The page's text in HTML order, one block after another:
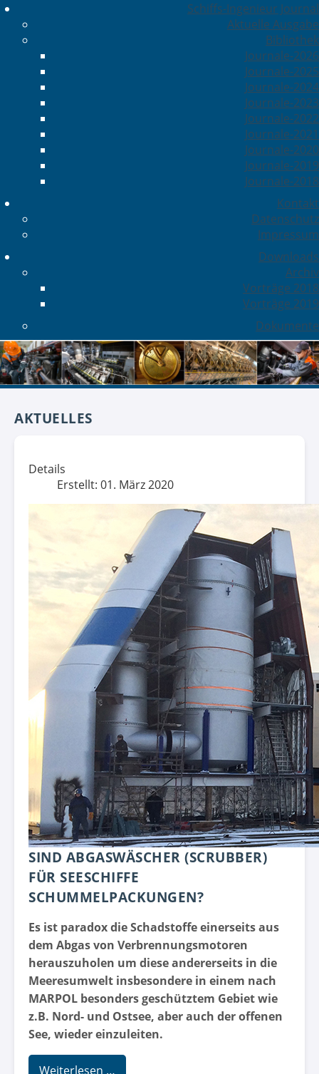
Schiffs-Ingenieur Journal
Aktuelle Ausgabe
Bibliothek
Journale-2026
Journale-2025
Journale-2024
Journale-2023
Journale-2022
Journale-2021
Journale-2020
Journale-2019
Journale-2018
Kontakt
Datenschutz
Impressum
Downloads
Archiv
Vorträge 2018
Vorträge 2019
Dokumente
AKTUELLES
Details
Erstellt: 01. März 2020
SIND ABGASWÄSCHER (SCRUBBER)
FÜR SEESCHIFFE
SCHUMMELPACKUNGEN?
Es ist paradox die Schadstoffe einerseits aus
dem Abgas von Verbrennungsmotoren
herauszuholen um diese andererseits in die
Meeresumwelt insbesondere in einem nach
MARPOL besonders geschütztem Gebiet wie
z.B. Nord- und Ostsee, aber auch der offenen
See, wieder einzuleiten.
Weiterlesen …